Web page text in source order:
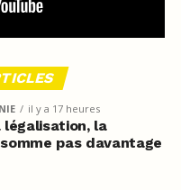
il y a 17 heures
légalisation, la
pas davantage